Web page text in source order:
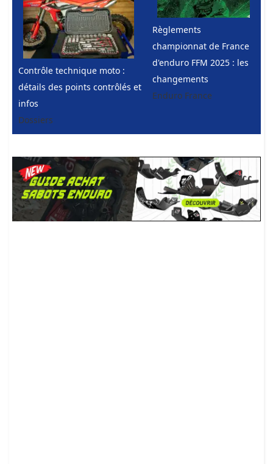
Contrôle technique moto :
détails des points contrôlés et
infos
Dossiers
Règlements
championnat de France
d'enduro FFM 2025 : les
changements
Enduro France